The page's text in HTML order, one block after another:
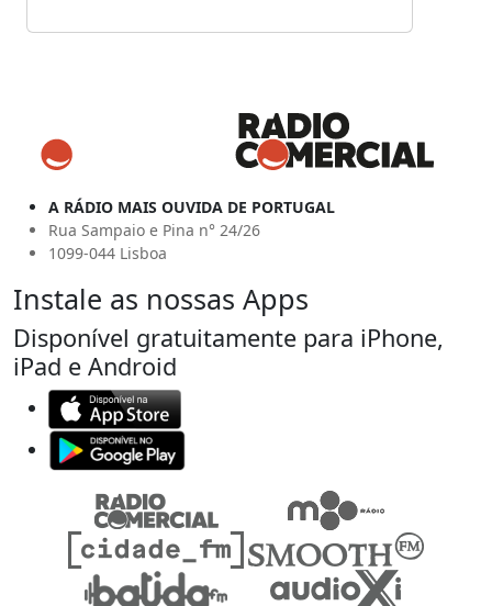
A RÁDIO MAIS OUVIDA DE PORTUGAL
Rua Sampaio e Pina n° 24/26
1099-044 Lisboa
Instale as nossas Apps
Disponível gratuitamente para iPhone,
iPad e Android